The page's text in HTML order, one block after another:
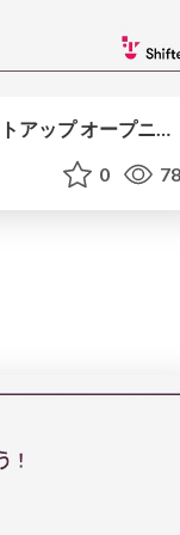
Shifter オンラインミートアップ オープニングセッション
0